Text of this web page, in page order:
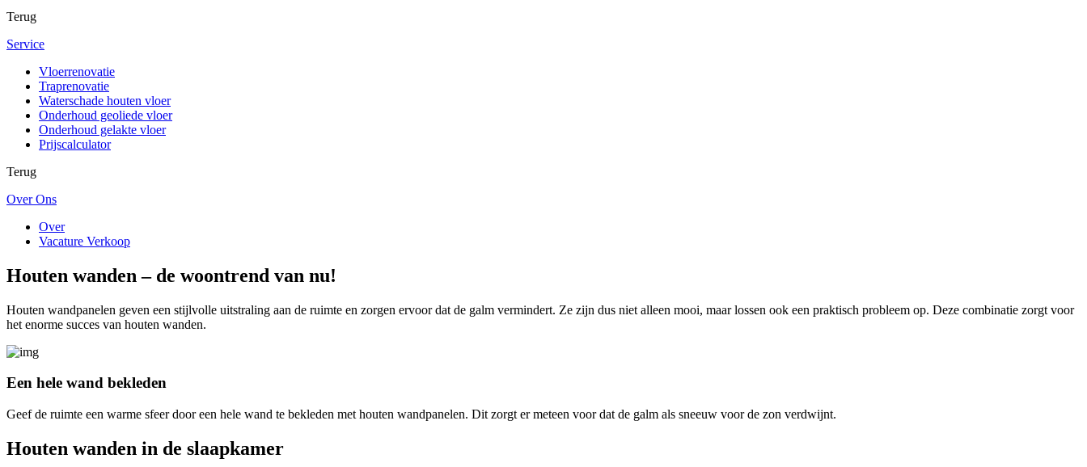
Terug
Service
Vloerrenovatie
Traprenovatie
Waterschade houten vloer
Onderhoud geoliede vloer
Onderhoud gelakte vloer
Prijscalculator
Terug
Over Ons
Over
Vacature Verkoop
Houten wanden – de woontrend van nu!
Houten wandpanelen geven een stijlvolle uitstraling aan de ruimte en zorgen ervoor dat de galm vermindert. Ze zijn dus niet alleen mooi, maar lossen ook een praktisch probleem op. Deze combinatie zorgt voor
het enorme succes van houten wanden.
Een hele wand bekleden
Geef de ruimte een warme sfeer door een hele wand te bekleden met houten wandpanelen. Dit zorgt er meteen voor dat de galm als sneeuw voor de zon verdwijnt.
Houten wanden in de slaapkamer